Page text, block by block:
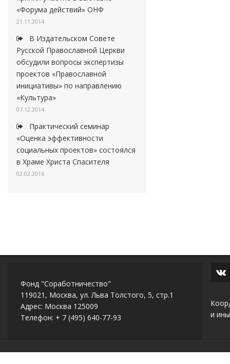
«Форума действий» ОНФ
21.11.2014
В Издательском Совете
Русской Православной Церкви
обсудили вопросы экспертизы
проектов «Православной
инициативы» по направлению
«Культура»
07.12.2014
Практический семинар
«Оценка эффективности
социальных проектов» состоялся
в Храме Христа Спасителя
02.02.2016
Фонд "Соработничество"
119021, Москва, ул. Льва Толстого, 5, стр.1
Адрес: Москва 125009
Телефон: + 7 (495) 640-77-93
и